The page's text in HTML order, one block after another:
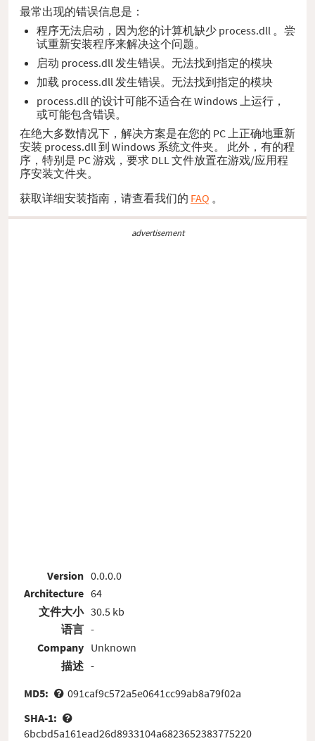
最常出现的错误信息是：
程序无法启动，因为您的计算机缺少 process.dll 。尝
试重新安装程序来解决这个问题。
启动 process.dll 发生错误。无法找到指定的模块
加载 process.dll 发生错误。无法找到指定的模块
process.dll 的设计可能不适合在 Windows 上运行，
或可能包含错误。
在绝大多数情况下，解决方案是在您的 PC 上正确地重新
安装 process.dll 到 Windows 系统文件夹。 此外，有的程
序，特别是 PC 游戏，要求 DLL 文件放置在游戏/应用程
序安装文件夹。
获取详细安装指南，请查看我们的 FAQ 。
advertisement
Version
Architecture
文件大小
语言
Company
描述
0.0.0.0
64
30.5 kb
-
Unknown
-
MD5:
091caf9c572a5e0641cc99ab8a79f02a
SHA-1:
6bcbd5a161ead26d8933104a6823652383775220